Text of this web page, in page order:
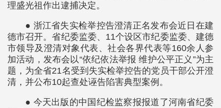
理盛光祖作出逮捕决定。
● 浙江省失实检举控告澄清正名发布会近日在建
德市召开。省纪委监委、11个设区市纪委监委、建德
市领导及澄清对象代表、社会各界代表等160余人参
加活动，发布会以“依纪依法举报 维护公平正义”为主
题，为全省21名受到失实检举控告的党员干部公开澄
清，并公布10起查处诬告陷害典型案例。
● 今天出版的中国纪检监察报报道了河南省纪委